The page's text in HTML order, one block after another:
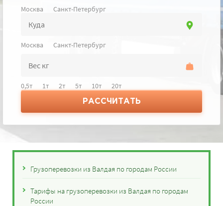
Москва Санкт-Петербург
Москва Санкт-Петербург
0,5т 1т 2т 5т 10т 20т
РАССЧИТАТЬ
Грузоперевозки из Валдая по городам России
Тарифы на грузоперевозки из Валдая по городам
России